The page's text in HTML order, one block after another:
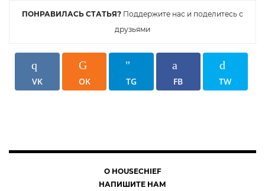
ПОНРАВИЛАСЬ СТАТЬЯ? Поддержите нас и поделитесь с
друзьями
VK OK TG FB TW
О HOUSECHIEF
НАПИШИТЕ НАМ